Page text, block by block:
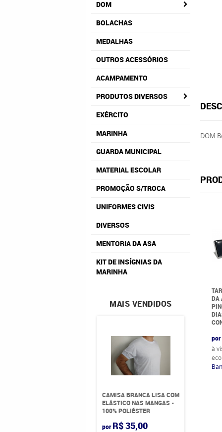
DOM
BOLACHAS
MEDALHAS
OUTROS ACESSÓRIOS
ACAMPAMENTO
PRODUTOS DIVERSOS
EXÉRCITO
MARINHA
GUARDA MUNICIPAL
MATERIAL ESCOLAR
PROMOÇÃO S/TROCA
UNIFORMES CIVIS
DIVERSOS
MENTORIA DA ASA
KIT DE INSÍGNIAS DA
MARINHA
MAIS VENDIDOS
CAMISA BRANCA LISA COM
ELÁSTICO NAS MANGAS -
100% POLIÉSTER
por R$ 35,00
DOM
DA
por
à